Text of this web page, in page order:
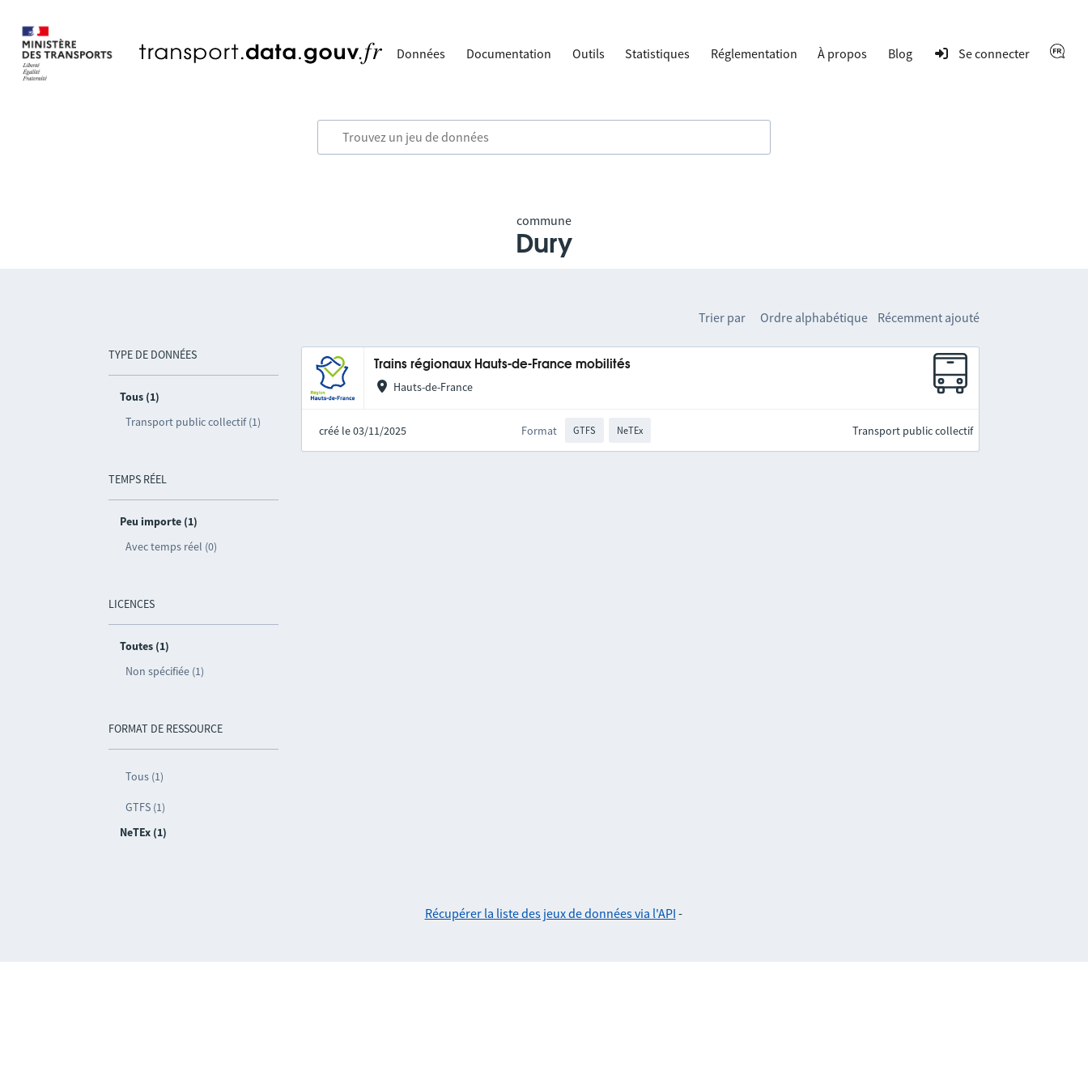
Données Documentation Outils Statistiques Réglementation À propos Blog Se connecter
commune
Dury
TYPE DE DONNÉES
Tous (1)
Transport public collectif (1)
TEMPS RÉEL
Peu importe (1)
Avec temps réel (0)
LICENCES
Toutes (1)
Non spécifiée (1)
FORMAT DE RESSOURCE
Tous (1)
GTFS (1)
NeTEx (1)
Trier par Ordre alphabétique Récemment ajouté
Trains régionaux Hauts-de-France mobilités
Hauts-de-France
créé le 03/11/2025 Format GTFS NeTEx Transport public collectif
Récupérer la liste des jeux de données via l'API -